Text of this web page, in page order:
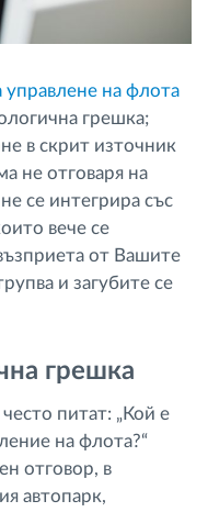
управлене на флота
грешка;
в скрит източник
не отговаря на
се интегрира със
вече се
от Вашите
и загубите се
грешка
питат: „Кой е
на флота?“
отговор, в
автопарк,